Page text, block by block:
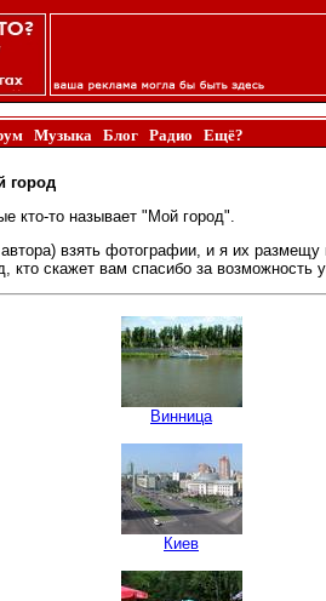
Музыка Блог Радио Ещё?
город
кто-то называет "Мой город".
взять фотографии, и я их
кто скажет вам спасибо за возможность
Винница
Киев